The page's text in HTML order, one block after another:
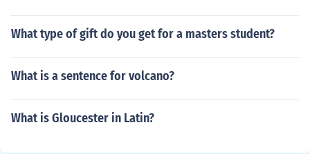
What type of gift do you get for a masters student?
What is a sentence for volcano?
What is Gloucester in Latin?